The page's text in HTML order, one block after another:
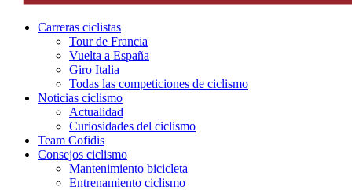
Carreras ciclistas
Tour de Francia
Vuelta a España
Giro Italia
Todas las competiciones de ciclismo
Noticias ciclismo
Actualidad
Curiosidades del ciclismo
Team Cofidis
Consejos ciclismo
Mantenimiento bicicleta
Entrenamiento ciclismo